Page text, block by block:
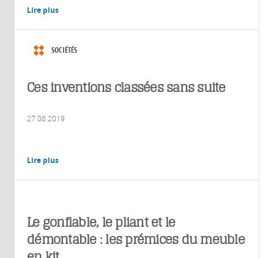
Lire plus
SOCIÉTÉS
Ces inventions classées sans suite
27.08.2019
Lire plus
Le gonflable, le pliant et le
démontable : les prémices du meuble